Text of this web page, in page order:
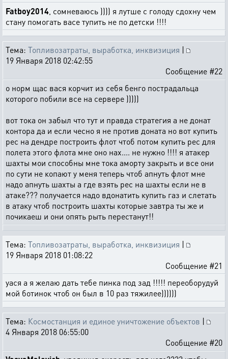
Fatboy2014 , сомневаюсь )))) я лутше с голоду сдохну чем
стану помогать васе тупить не по детски !!!!
Тема: Топливозатраты, выработка, инквизиция |
19 Января 2018 02:42:55
Сообщение #22
о норм щас вася корчит из себя бенго пострадальца
которого побили все на сервере )))))
вот тока он забыл что тут и правда стратегия а не донат
контора да и если чесно я не против доната но вот купить
рес на дендре построить флот чтоб потом купить рес для
полета этого флота мне оно нах.... не нужно !!!! я атакер
шахты мои способны мне тока аморту закрыть и все они
по сути не копают у меня теперь чтоб апнуть флот мне
надо апнуть шахты а где взять рес на шахты если не в
атаке??? получается надо вдонатить купить газ и слетать
в атаку чтоб построить шахты которые завтра ты же и
почикаеш и они опять рыть перестанут!!
Тема: Топливозатраты, выработка, инквизиция |
19 Января 2018 01:08:22
Сообщение #21
уася а я желаю дать тебе пинка под зад !!!!! переоборудуй
мой ботинок чтоб он был в 10 раз тяжилее))))))
Тема: Космостанция и единое уничтожение объектов |
4 Января 2018 06:55:00
Сообщение #20